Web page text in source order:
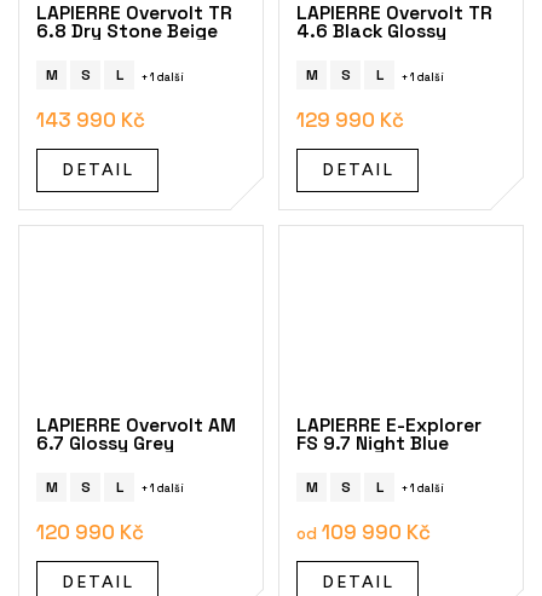
LAPIERRE Overvolt TR
6.8 Dry Stone Beige
M S L + 1 další
143 990 Kč
DETAIL
LAPIERRE Overvolt TR
4.6 Black Glossy
M S L + 1 další
129 990 Kč
DETAIL
LAPIERRE Overvolt AM
6.7 Glossy Grey
M S L + 1 další
120 990 Kč
DETAIL
LAPIERRE E-Explorer
FS 9.7 Night Blue
M S L + 1 další
od 109 990 Kč
DETAIL